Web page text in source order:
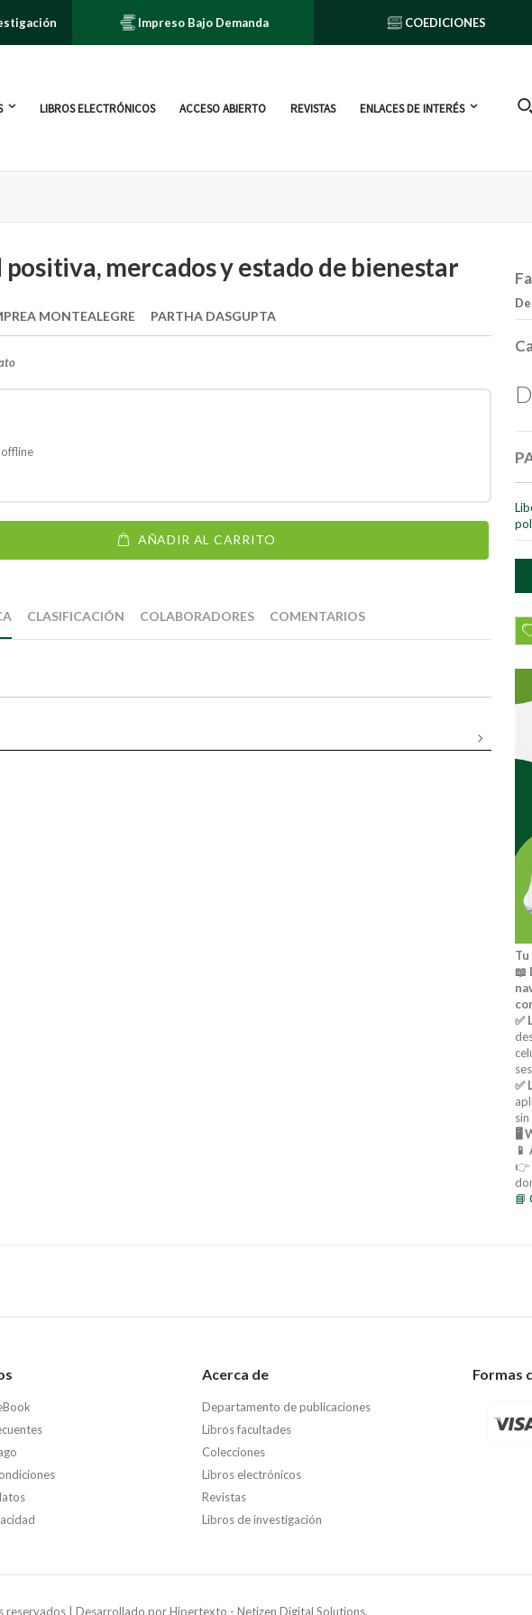
Impreso Bajo Demanda COEDICIONES
LIBROS ELECTRÓNICOS ACCESO ABIERTO REVISTAS ENLACES DE INTERÉS
mercados y estado de bienestar
MONTEALEGRE
PARTHA DASGUPTA
AÑADIR AL CARRITO
CLASIFICACIÓN COLABORADORES COMENTARIOS
📖
✅
✅
🖥️
👉
📘
Acerca de
Departamento de publicaciones
Libros facultades
Colecciones
Libros electrónicos
Revistas
Libros de investigación
Formas
reservados | Desarrollado porHipertexto - Netizen Digital Solutions.